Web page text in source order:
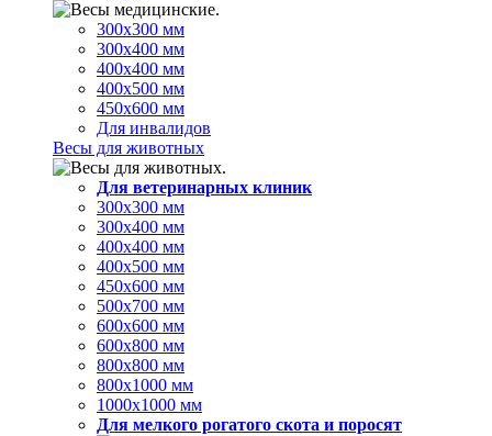
300х300 мм
300х400 мм
400х400 мм
400х500 мм
450х600 мм
Для инвалидов
Весы для животных
Для ветеринарных клиник
300х300 мм
300х400 мм
400х400 мм
400х500 мм
450х600 мм
500х700 мм
600х600 мм
600х800 мм
800х800 мм
800х1000 мм
1000х1000 мм
Для мелкого рогатого скота и поросят